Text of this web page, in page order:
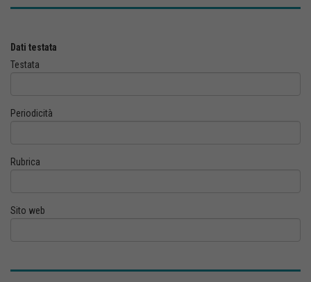
Dati testata
Testata
Periodicità
Rubrica
Sito web